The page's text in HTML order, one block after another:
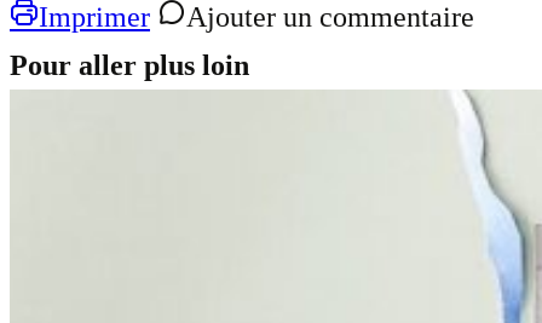
Imprimer
Ajouter un commentaire
Pour aller plus loin